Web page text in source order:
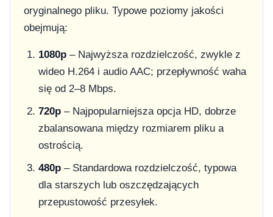
oryginalnego pliku. Typowe poziomy jakości
obejmują:
1080p– Najwyższa rozdzielczość, zwykle z
wideo H.264 i audio AAC; przepływność waha
się od 2–8 Mbps.
720p– Najpopularniejsza opcja HD, dobrze
zbalansowana między rozmiarem pliku a
ostrością.
480p– Standardowa rozdzielczość, typowa
dla starszych lub oszczędzających
przepustowość przesyłek.